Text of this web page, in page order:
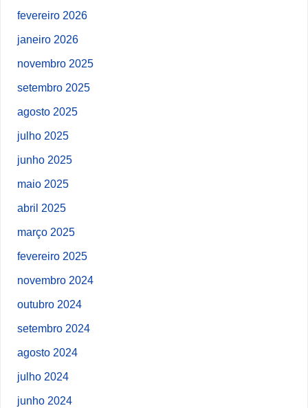
fevereiro 2026
janeiro 2026
novembro 2025
setembro 2025
agosto 2025
julho 2025
junho 2025
maio 2025
abril 2025
março 2025
fevereiro 2025
novembro 2024
outubro 2024
setembro 2024
agosto 2024
julho 2024
junho 2024